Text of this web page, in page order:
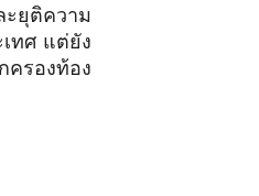
ะยุติความ
ทศ แต่ยัง
รองท้อง